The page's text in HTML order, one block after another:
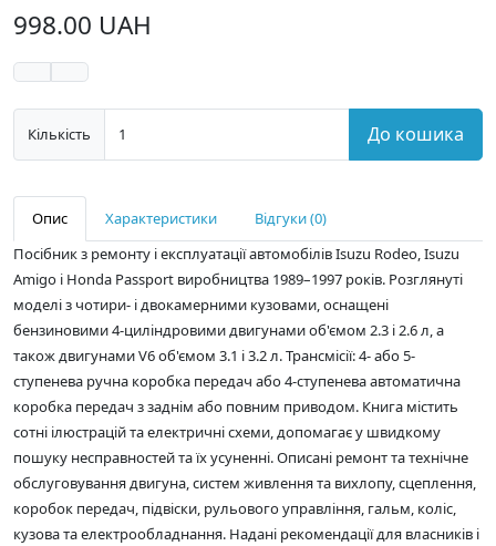
998.00 UAH
Кількість До кошика
Опис Характеристики
Відгуки (0)
Посібник з ремонту і експлуатації автомобілів Isuzu Rodeo, Isuzu
Amigo і Honda Passport виробництва 1989–1997 років. Розглянуті
моделі з чотири- і двокамерними кузовами, оснащені
бензиновими 4-циліндровими двигунами об'ємом 2.3 і 2.6 л, а
також двигунами V6 об'ємом 3.1 і 3.2 л. Трансмісії: 4- або 5-
ступенева ручна коробка передач або 4-ступенева автоматична
коробка передач з заднім або повним приводом. Книга містить
сотні ілюстрацій та електричні схеми, допомагає у швидкому
пошуку несправностей та їх усуненні. Описані ремонт та технічне
обслуговування двигуна, систем живлення та вихлопу, сцеплення,
коробок передач, підвіски, рульового управління, гальм, коліс,
кузова та електрообладнання. Надані рекомендації для власників і